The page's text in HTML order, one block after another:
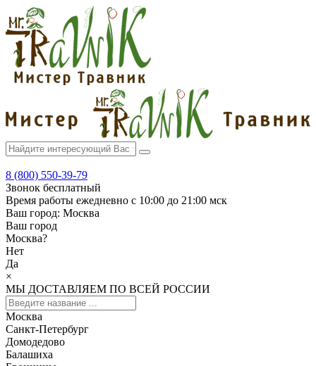
8 (800) 550-39-79
Звонок бесплатный
Время работы ежедневно с 10:00 до 21:00 мск
Ваш город: Москва
Ваш город
Москва?
Нет
Да
×
МЫ ДОСТАВЛЯЕМ ПО ВСЕЙ РОССИИ
Москва
Санкт-Петербург
Домодедово
Балашиха